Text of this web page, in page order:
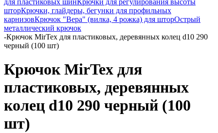
для пластиковых шинКрючки для регулирования высоты
шторКрючки, глайдеры, бегунки для профильных
карнизовКрючок "Вера" (вилка, 4 рожка) для шторОстрый
металлический крючок
-Крючок MirTex для пластиковых, деревянных колец d10 290
черный (100 шт)
Крючок MirTex для
пластиковых, деревянных
колец d10 290 черный (100
шт)